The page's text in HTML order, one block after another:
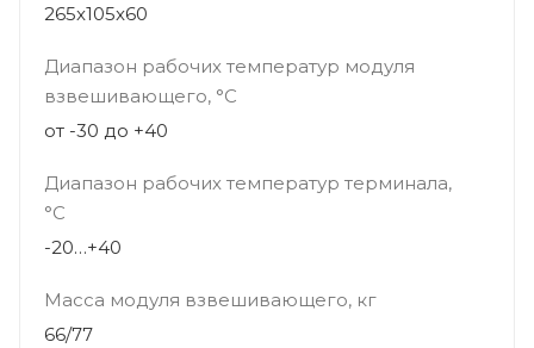
265x105x60
Диапазон рабочих температур модуля
взвешивающего, °С
от -30 до +40
Диапазон рабочих температур терминала,
°С
-20…+40
Масса модуля взвешивающего, кг
66/77